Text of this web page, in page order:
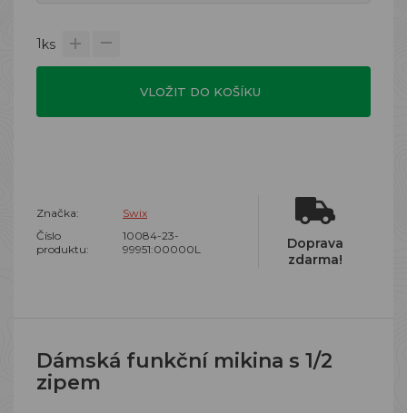
1ks
VLOŽIT DO KOŠÍKU
Značka:
Swix
Číslo
produktu:
10084-23-
99951:00000L
Doprava
zdarma!
Dámská funkční mikina s 1/2
zipem